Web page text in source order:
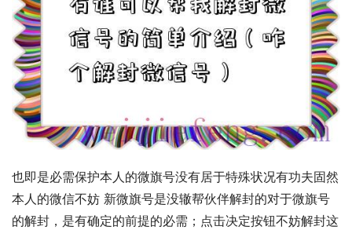
也即是必需保护本人的微旗号没有居于特殊状况有功夫固然
本人的微信不妨 新微旗号是没辙帮伙伴解封的对于微旗号
的解封，是有确定的前提的必需；点击决定按钮不妨解封这